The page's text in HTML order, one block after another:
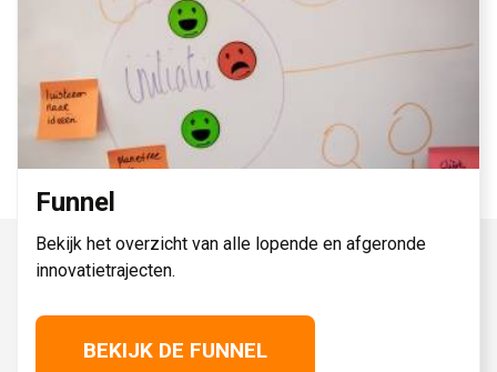
Funnel
Bekijk het overzicht van alle lopende en afgeronde
innovatietrajecten.
BEKIJK DE FUNNEL